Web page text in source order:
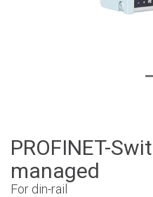
PROFINET-
managed
For din-rail